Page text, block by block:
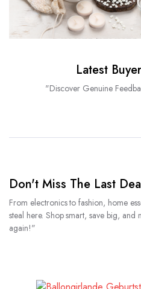
Latest
"Discover Genuine
Don't Miss The Last
From electronics to fashion, home
steal here. Shop smart, save big, and
again!"